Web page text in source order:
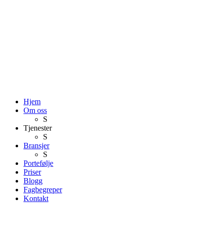
Hjem
Om oss
S
Tjenester
S
Bransjer
S
Portefølje
Priser
Blogg
Fagbegreper
Kontakt